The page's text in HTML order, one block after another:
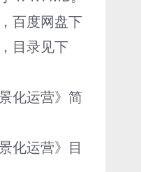
百度网盘下
目录见下
化运营》简
化运营》目